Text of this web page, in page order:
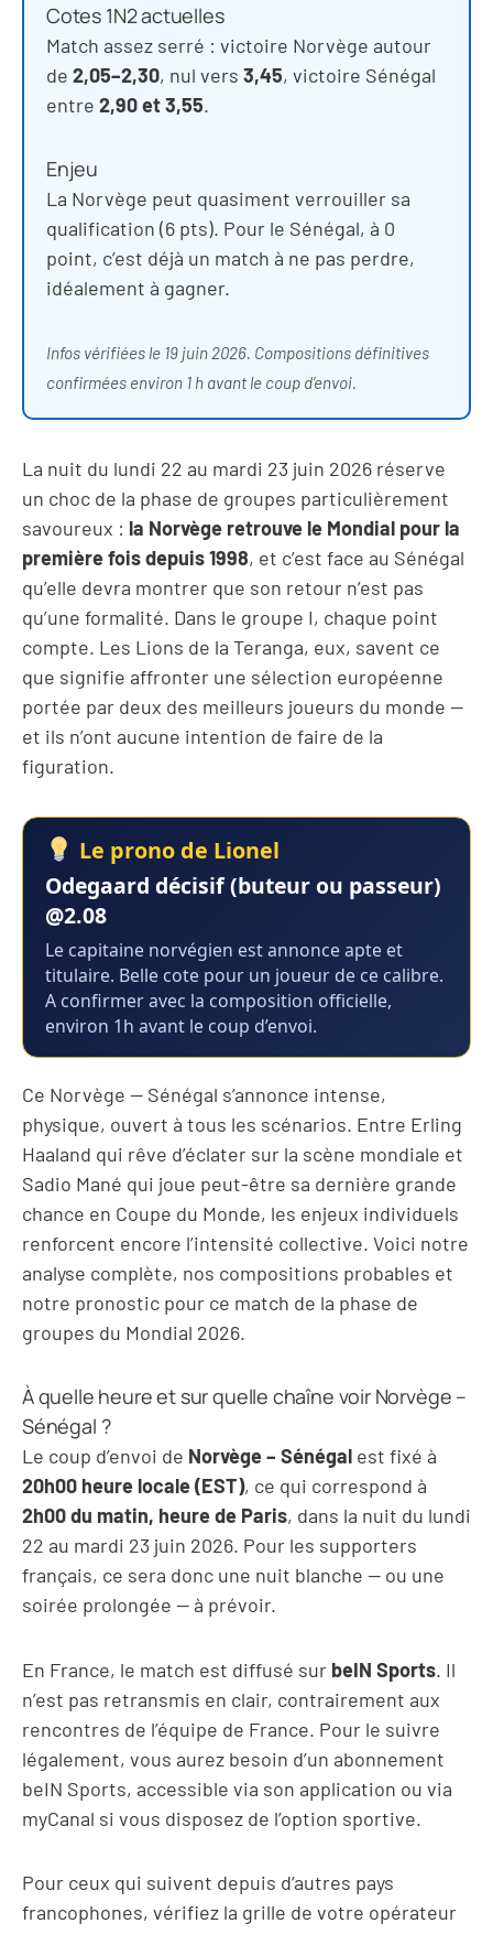
Cotes 1N2 actuelles
Match assez serré : victoire Norvège autour
de 2,05–2,30, nul vers 3,45, victoire Sénégal
entre 2,90 et 3,55.
Enjeu
La Norvège peut quasiment verrouiller sa
qualification (6 pts). Pour le Sénégal, à 0
point, c’est déjà un match à ne pas perdre,
idéalement à gagner.
Infos vérifiées le 19 juin 2026. Compositions définitives
confirmées environ 1 h avant le coup d’envoi.
La nuit du lundi 22 au mardi 23 juin 2026 réserve
un choc de la phase de groupes particulièrement
savoureux : la Norvège retrouve le Mondial pour la
première fois depuis 1998, et c’est face au Sénégal
qu’elle devra montrer que son retour n’est pas
qu’une formalité. Dans le groupe I, chaque point
compte. Les Lions de la Teranga, eux, savent ce
que signifie affronter une sélection européenne
portée par deux des meilleurs joueurs du monde —
et ils n’ont aucune intention de faire de la
figuration.
Le prono de Lionel
Odegaard décisif (buteur ou passeur)
@2.08
Le capitaine norvégien est annonce apte et
titulaire. Belle cote pour un joueur de ce calibre.
A confirmer avec la composition officielle,
environ 1h avant le coup d’envoi.
Ce Norvège — Sénégal s’annonce intense,
physique, ouvert à tous les scénarios. Entre Erling
Haaland qui rêve d’éclater sur la scène mondiale et
Sadio Mané qui joue peut-être sa dernière grande
chance en Coupe du Monde, les enjeux individuels
renforcent encore l’intensité collective. Voici notre
analyse complète, nos compositions probables et
notre pronostic pour ce match de la phase de
groupes du Mondial 2026.
À quelle heure et sur quelle chaîne voir Norvège –
Sénégal ?
Le coup d’envoi de Norvège – Sénégal est fixé à
20h00 heure locale (EST), ce qui correspond à
2h00 du matin, heure de Paris, dans la nuit du lundi
22 au mardi 23 juin 2026. Pour les supporters
français, ce sera donc une nuit blanche — ou une
soirée prolongée — à prévoir.
En France, le match est diffusé sur beIN Sports. Il
n’est pas retransmis en clair, contrairement aux
rencontres de l’équipe de France. Pour le suivre
légalement, vous aurez besoin d’un abonnement
beIN Sports, accessible via son application ou via
myCanal si vous disposez de l’option sportive.
Pour ceux qui suivent depuis d’autres pays
francophones, vérifiez la grille de votre opérateur